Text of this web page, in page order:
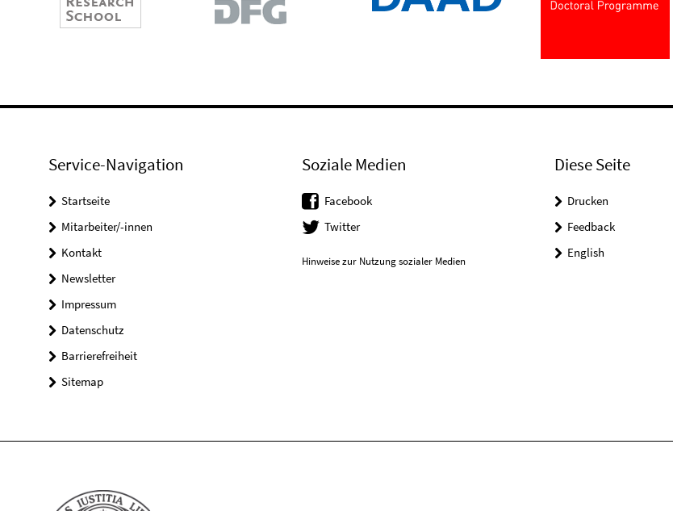
Service-Navigation
Startseite
Mitarbeiter/-innen
Kontakt
Newsletter
Impressum
Datenschutz
Barrierefreiheit
Sitemap
Soziale Medien
Facebook
Twitter
Hinweise zur Nutzung sozialer Medien
Diese Seite
Drucken
Feedback
English